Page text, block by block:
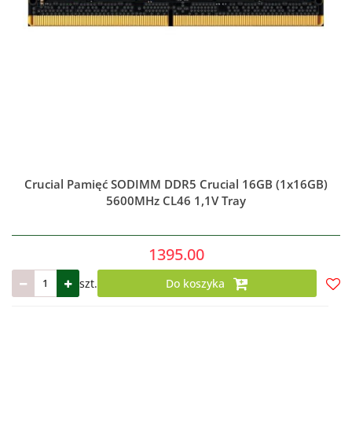
Crucial Pamięć SODIMM DDR5 Crucial 16GB (1x16GB)
5600MHz CL46 1,1V Tray
1395.00
szt. Do koszyka